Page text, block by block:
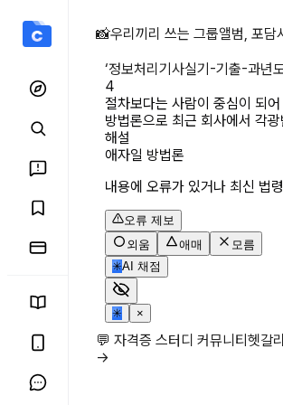
절차보다는 사
📸우리끼리 쓰는 그룹앨범, 포담
‘정보처리기사실기-기출-과년
4
절차보다는 사람이 중심이 되
방법론으로 최근 회사에서 각
해설
애자일 방법론
내용에 오류가 있거나 최신 법
오류 제보
외움
애매
모름
✳AI 채점
✳ ×
💬 자격증 스터디 커뮤니티헷갈
→